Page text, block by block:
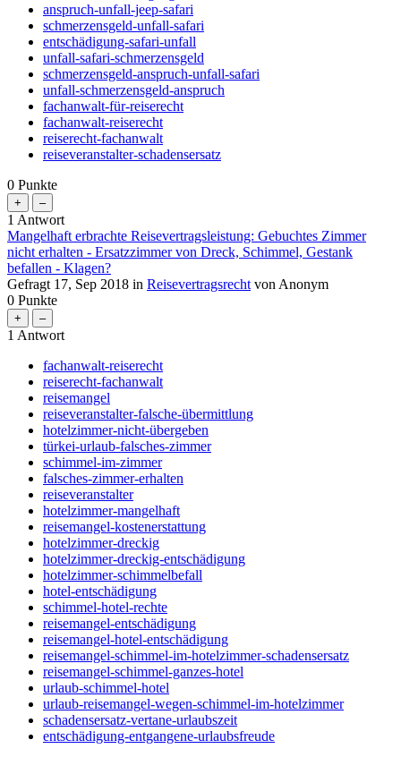
anspruch-unfall-jeep-safari
schmerzensgeld-unfall-safari
entschädigung-safari-unfall
unfall-safari-schmerzensgeld
schmerzensgeld-anspruch-unfall-safari
unfall-schmerzensgeld-anspruch
fachanwalt-für-reiserecht
fachanwalt-reiserecht
reiserecht-fachanwalt
reiseveranstalter-schadensersatz
0 Punkte
1 Antwort
Mangelhaft erbrachte Reisevertragsleistung: Gebuchtes Zimmer
nicht erhalten - Ersatzzimmer von Dreck, Schimmel, Gestank
befallen - Klagen?
Gefragt 17, Sep 2018 in Reisevertragsrecht von Anonym
0 Punkte
1 Antwort
fachanwalt-reiserecht
reiserecht-fachanwalt
reisemangel
reiseveranstalter-falsche-übermittlung
hotelzimmer-nicht-übergeben
türkei-urlaub-falsches-zimmer
schimmel-im-zimmer
falsches-zimmer-erhalten
reiseveranstalter
hotelzimmer-mangelhaft
reisemangel-kostenerstattung
hotelzimmer-dreckig
hotelzimmer-dreckig-entschädigung
hotelzimmer-schimmelbefall
hotel-entschädigung
schimmel-hotel-rechte
reisemangel-entschädigung
reisemangel-hotel-entschädigung
reisemangel-schimmel-im-hotelzimmer-schadensersatz
reisemangel-schimmel-ganzes-hotel
urlaub-schimmel-hotel
urlaub-reisemangel-wegen-schimmel-im-hotelzimmer
schadensersatz-vertane-urlaubszeit
entschädigung-entgangene-urlaubsfreude